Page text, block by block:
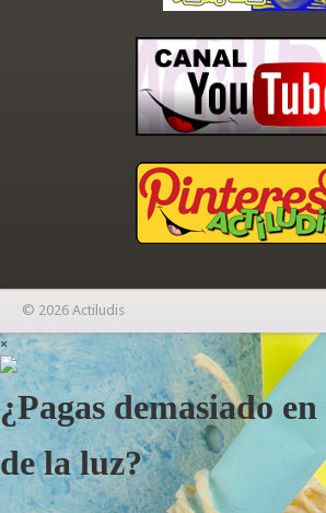
© 2026 Actiludis
×
¿Pagas demasiado
de la luz?